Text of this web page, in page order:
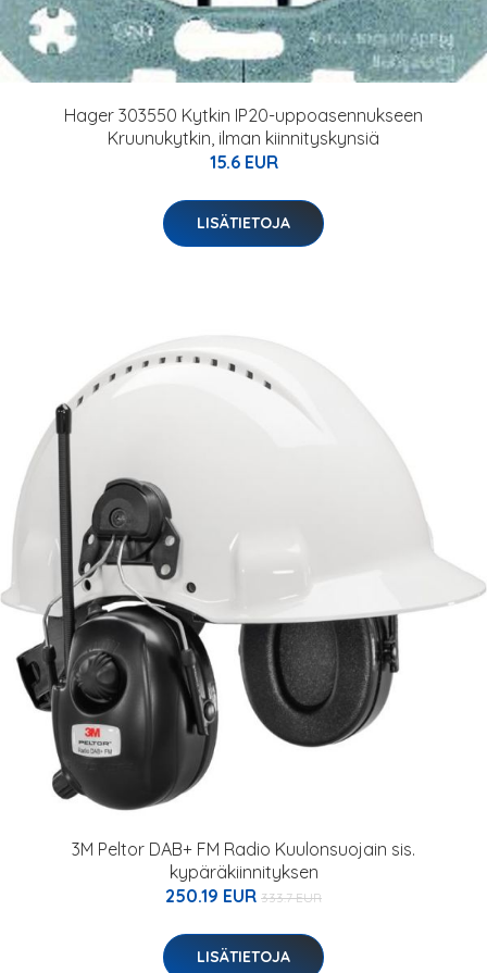
Hager 303550 Kytkin IP20-uppoasennukseen
Kruunukytkin, ilman kiinnityskynsiä
15.6 EUR
LISÄTIETOJA
3M Peltor DAB+ FM Radio Kuulonsuojain sis.
kypäräkiinnityksen
250.19 EUR 333.7 EUR
LISÄTIETOJA